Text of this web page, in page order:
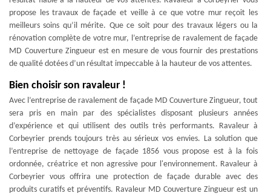
propose les travaux de façade et veille à ce que votre mur reçoit les
meilleurs soins qu’il mérite. Que ce soit pour des travaux légers ou la
rénovation complète de votre mur, l’entreprise de ravalement de façade
MD Couverture Zingueur est en mesure de vous fournir des prestations
de qualité dotées d’un résultat impeccable à la hauteur de vos attentes.
Bien choisir son ravaleur !
Avec l’entreprise de ravalement de façade MD Couverture Zingueur, tout
sera pris en main par des spécialistes disposant plusieurs années
d’expérience et qui utilisent des outils très performants. Ravaleur à
Corbeyrier prends toujours très au sérieux vos envies. La solution que
l’entreprise de nettoyage de façade 1856 vous propose est à la fois
ordonnée, créatrice et non agressive pour l'environnement. Ravaleur à
Corbeyrier vous offrira une protection de façade durable avec des
produits curatifs et préventifs. Ravaleur MD Couverture Zingueur est un